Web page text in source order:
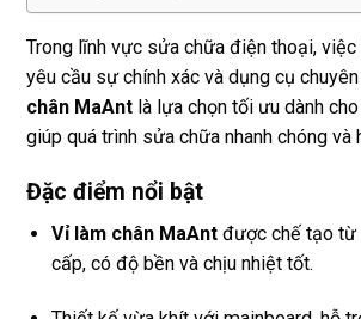
Trong lĩnh vực sửa chữa điện thoại, việc
yêu cầu sự chính xác và dụng cụ
chân MaAnt là lựa chọn tối ưu dành
giúp quá trình sửa chữa nhanh chóng và
Đặc điểm nổi bật
Vỉ làm chân MaAnt được chế tạo từ
cấp, có độ bền và chịu nhiệt tốt.